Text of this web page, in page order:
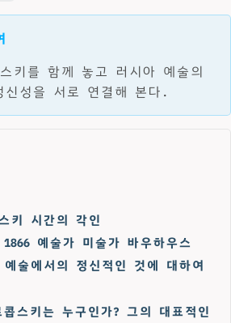
키를 함께 놓고 러시아 예술의
성을 서로 연결해 본다.
키 시간의 각인
1866 예술가 미술가 바우하우스
예술에서의 정신적인 것에 대하여
스키는 누구인가? 그의 대표적인